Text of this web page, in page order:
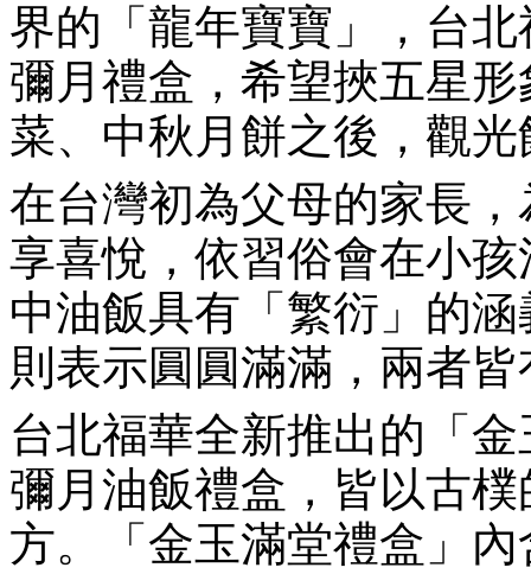
界的「龍年寶寶」，台
彌月禮盒，希望挾五星
菜、中秋月餅之後，觀
在台灣初為父母的家長
享喜悅，依習俗會在小
中油飯具有「繁衍」的
則表示圓圓滿滿，兩者
台北福華全新推出的「
彌月油飯禮盒，皆以古
方。「金玉滿堂禮盒」